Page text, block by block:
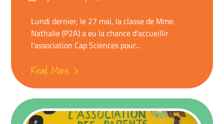
Lundi dernier, le 27 mai, la classe de Mme.
Nathalie (P2A) a eu la chance d'accueillir
l'association Cap Sciences pour...
Read More